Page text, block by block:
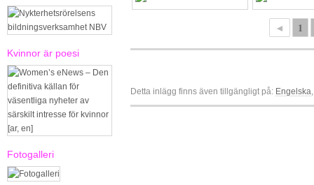
Kvinnor är poesi
Fotogalleri
◄ 1
Detta inlägg finns även tillgängligt på: Engelska